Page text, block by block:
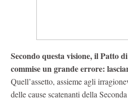
Secondo questa visione, il Patto
commise un grande errore:
Quell’assetto, assieme agli
delle cause scatenanti della